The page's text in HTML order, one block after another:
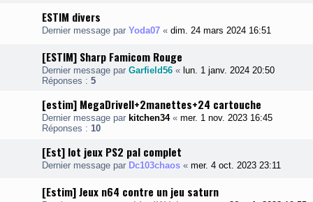
ESTIM divers
Dernier message par Yoda07 « dim. 24 mars 2024 16:51
[ESTIM] Sharp Famicom Rouge
Dernier message par Garfield56 « lun. 1 janv. 2024 20:50
Réponses : 5
[estim] MegaDriveII+2manettes+24 cartouche
Dernier message par kitchen34« mer. 1 nov. 2023 16:45
Réponses : 10
[Est] lot jeux PS2 pal complet
Dernier message par Dc103chaos « mer. 4 oct. 2023 23:11
[Estim] Jeux n64 contre un jeu saturn